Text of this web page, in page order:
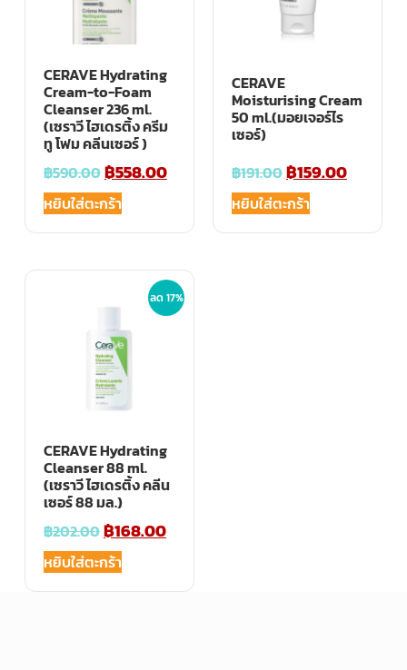
CERAVE Hydrating
Cream-to-Foam
Cleanser 236 ml.
(เซราวี ไฮเดรติ้ง ครีม
ทู โฟม คลีนเซอร์ )
฿590.00฿558.00
หยิบใส่ตะกร้า
CERAVE
Moisturising Cream
50 ml.(มอยเจอร์ไร
เซอร์)
฿191.00฿159.00
หยิบใส่ตะกร้า
ลด 17%
CERAVE Hydrating
Cleanser 88 ml.
(เซราวี ไฮเดรติ้ง คลีน
เซอร์ 88 มล.)
฿202.00฿168.00
หยิบใส่ตะกร้า